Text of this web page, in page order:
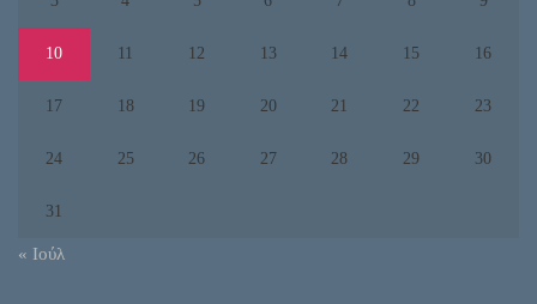
10 11 12 13 14 15 16
17 18 19 20 21 22 23
24 25 26 27 28 29 30
31
« Ιούλ